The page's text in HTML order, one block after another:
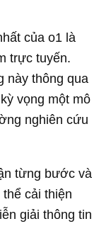
của o1 là
trực tuyến.
này thông qua
vọng một mô
nghiên cứu
từng bước và
cải thiện
giải thông tin